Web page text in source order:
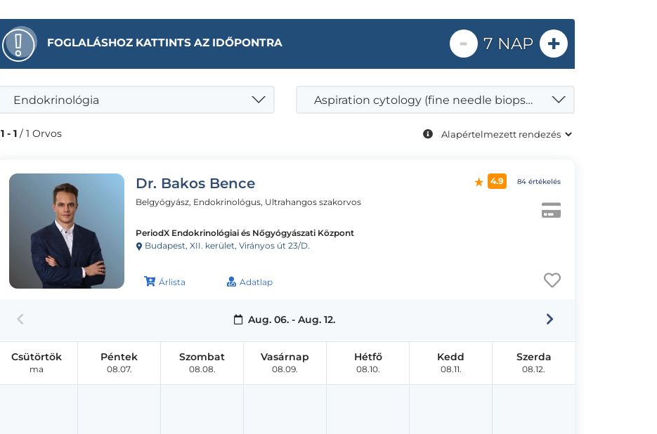
FOGLALÁSHOZ KATTINTS AZ IDŐPONTRA - 7 NAP +
Endokrinológia Aspiration cytology (fine needle biopsy) - thyroid nodule
1 - 1 / 1 Orvos
Dr. Bakos Bence
Belgyógyász, Endokrinológus, Ultrahangos szakorvos
PeriodX Endokrinológiai és Nőgyógyászati Központ
Budapest, XII. kerület, Virányos út 23/D.
Árlista Adatlap
4.9 84 értékelés
Aug. 06. - Aug. 12.
Csütörtök
ma
Péntek
08.07.
Szombat
08.08.
Vasárnap
08.09.
Hétfő
08.10.
Kedd
08.11.
Szerda
08.12.